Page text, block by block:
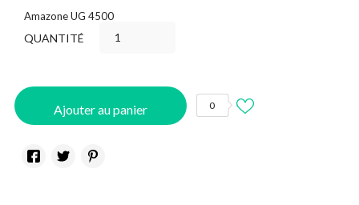
Amazone UG 4500
QUANTITÉ
Ajouter au panier 0